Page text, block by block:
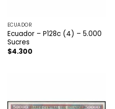
ECUADOR
Ecuador – P128c (4) – 5.000
Sucres
$4.300